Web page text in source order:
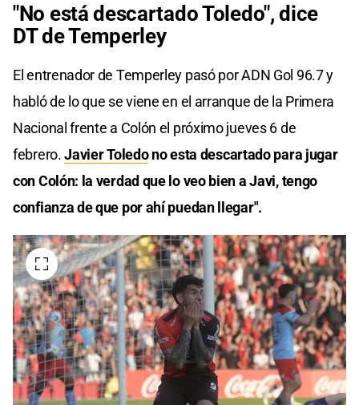
"No está descartado Toledo", dice
DT de Temperley
El entrenador de Temperley pasó por ADN Gol 96.7 y
habló de lo que se viene en el arranque de la Primera
Nacional frente a Colón el próximo jueves 6 de
febrero.Javier Toledono esta descartado para jugar
con Colón: la verdad que lo veo bien a Javi, tengo
confianza de que por ahí puedan llegar".